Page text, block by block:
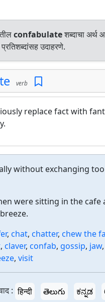
confabulateशब्दाचा अर्थ
उदाहरणे.
verb
replace fact with
without exchanging
were sitting in the cafe
, chat, chatter, chew the
, claver, confab, gossip, jaw,
, visit
: हिन्दी తెలుగు ಕನ್ನಡ